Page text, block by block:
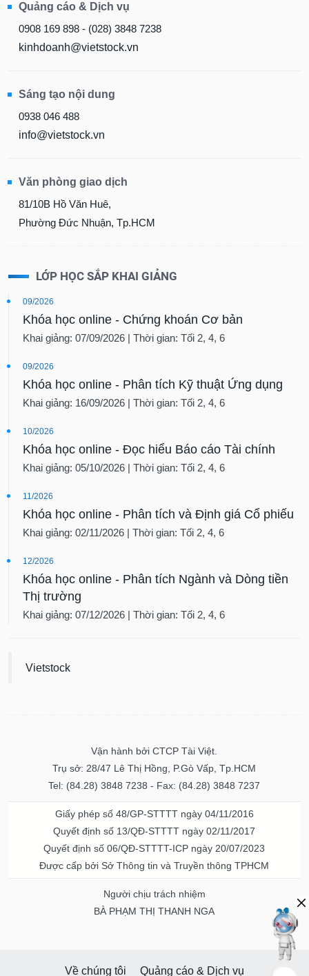
Quảng cáo & Dịch vụ
0908 169 898 - (028) 3848 7238
kinhdoanh@vietstock.vn
Sáng tạo nội dung
0938 046 488
info@vietstock.vn
Văn phòng giao dịch
81/10B Hồ Văn Huê,
Phường Đức Nhuận, Tp.HCM
LỚP HỌC SẮP KHAI GIẢNG
09/2026
Khóa học online - Chứng khoán Cơ bản
Khai giảng: 07/09/2026 | Thời gian: Tối 2, 4, 6
09/2026
Khóa học online - Phân tích Kỹ thuật Ứng dụng
Khai giảng: 16/09/2026 | Thời gian: Tối 2, 4, 6
10/2026
Khóa học online - Đọc hiểu Báo cáo Tài chính
Khai giảng: 05/10/2026 | Thời gian: Tối 2, 4, 6
11/2026
Khóa học online - Phân tích và Định giá Cổ phiếu
Khai giảng: 02/11/2026 | Thời gian: Tối 2, 4, 6
12/2026
Khóa học online - Phân tích Ngành và Dòng tiền
Thị trường
Khai giảng: 07/12/2026 | Thời gian: Tối 2, 4, 6
Vietstock
Vận hành bởi CTCP Tài Việt.
Trụ sở: 28/47 Lê Thị Hồng, P.Gò Vấp, Tp.HCM
Tel: (84.28) 3848 7238 - Fax: (84.28) 3848 7237
Giấy phép số 48/GP-STTTT ngày 04/11/2016
Quyết định số 13/QĐ-STTTT ngày 02/11/2017
Quyết định số 06/QĐ-STTTT-ICP ngày 20/07/2023
Được cấp bởi Sở Thông tin và Truyền thông TPHCM
Người chịu trách nhiệm
BÀ PHẠM THỊ THANH NGA
Về chúng tôi Quảng cáo & Dịch vụ